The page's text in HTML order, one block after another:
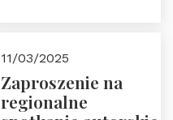
i prof.
Krasnodębski
11/03/2025
Zaproszenie na
regionalne